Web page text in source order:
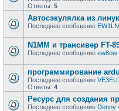
Ответы: 5
Автосэкулялка из
Последнее сообщение EW1LN
N1MM и трансивер FT-
Последнее сообщение ew8ow
программирование
Последнее сообщение
Ответы: 4
Ресурс для создания
Последнее сообщение Denny